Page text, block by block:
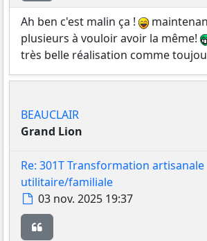
Ah ben c'est malin ça !
plusieurs à vouloir avoir la même!
très belle réalisation comme
BEAUCLAIR
Grand Lion
Re: 301T Transformation artisanale
utilitaire/familiale
Message
03 nov. 2025 19:37